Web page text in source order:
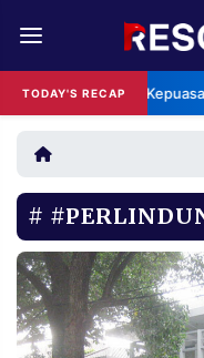
TODAY'S RECAP
BPS: Indeks Kepuasan
REDAKSI
RESOLUSI
RUBRIKASI
EDITORIAL
FINANSIA
DAERAH